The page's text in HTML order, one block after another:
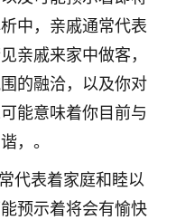
中，亲戚通常代表
亲戚来家中做客，
的融洽，以及你对
能意味着你目前与
，。
代表着家庭和睦以
预示着将会有愉快
的，去检查又没什么大
西医看遍了，找不到问
慧来老师，跟老师聊过
师建议，处理了一些因
前好多，主要是心情好
有体会了。
过之后，最大的感
万般皆是命，半点